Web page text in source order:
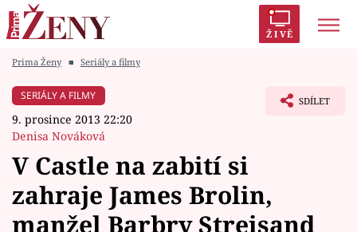
ŽIVĚ
Módní alarm
Témata
Prima Ženy ■ Seriály a filmy
SERIÁLY A FILMY
9. prosince 2013 22:20
Denisa Nováková
SDÍLET
V Castle na zabití si
zahraje James Brolin,
manžel Barbry Streisand